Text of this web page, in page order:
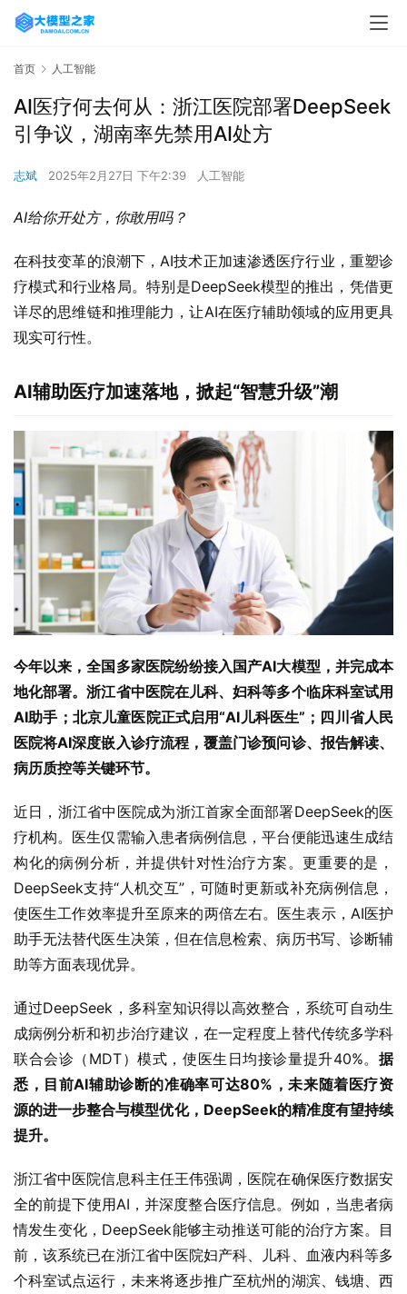
首页 人工智能
AI医疗何去何从：浙江医院部署DeepSeek
引争议，湖南率先禁用AI处方‌
志斌 2025年2月27日 下午2:39 人工智能
AI给你开处方，你敢用吗？
在科技变革的浪潮下，AI技术正加速渗透医疗行业，重塑诊
疗模式和行业格局。特别是DeepSeek模型的推出，凭借更
详尽的思维链和推理能力，让AI在医疗辅助领域的应用更具
现实可行性。
AI辅助医疗加速落地，掀起“智慧升级”潮‌
今年以来，全国多家医院纷纷接入国产AI大模型，并完成本
地化部署。浙江省中医院在儿科、妇科等多个临床科室试用
AI助手；北京儿童医院正式启用“AI儿科医生”；四川省人民
医院将AI深度嵌入诊疗流程，覆盖门诊预问诊、报告解读、
病历质控等关键环节。
近日，浙江省中医院成为浙江首家全面部署DeepSeek的医
疗机构。医生仅需输入患者病例信息，平台便能迅速生成结
构化的病例分析，并提供针对性治疗方案。更重要的是，
DeepSeek支持“人机交互”，可随时更新或补充病例信息，
使医生工作效率提升至原来的两倍左右。医生表示，AI医护
助手无法替代医生决策，但在信息检索、病历书写、诊断辅
助等方面表现优异。
通过DeepSeek，多科室知识得以高效整合，系统可自动生
成病例分析和初步治疗建议，在一定程度上替代传统多学科
联合会诊（MDT）模式，使医生日均接诊量提升40%。 据
悉，目前AI辅助诊断的准确率可达80%，未来随着医疗资
源的进一步整合与模型优化，DeepSeek的精准度有望持续
提升。
浙江省中医院信息科主任王伟强调，医院在确保医疗数据安
全的前提下使用AI，并深度整合医疗信息。例如，当患者病
情发生变化，DeepSeek能够主动推送可能的治疗方案。目
前，该系统已在浙江省中医院妇产科、儿科、血液内科等多
个科室试点运行，未来将逐步推广至杭州的湖滨、钱塘、西